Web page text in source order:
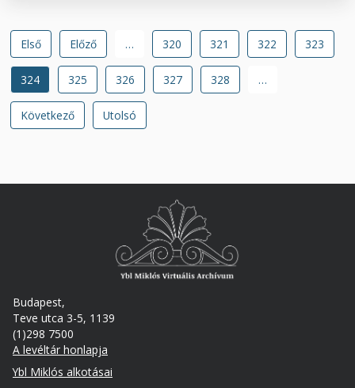
Oldalszámozás
Első
oldal
Első
Előző
oldal
Előző … Oldal
320 Oldal
321 Oldal
322 Oldal
323
Jelenlegi
oldal
324 Oldal
325 Oldal
326 Oldal
327 Oldal
328 …
Következő
oldal
Következő
Utolsó
oldal
Utolsó
Budapest,
Teve utca 3-5, 1139
(1)298 7500
A levéltár honlapja
Footer
Ybl Miklós alkotásai